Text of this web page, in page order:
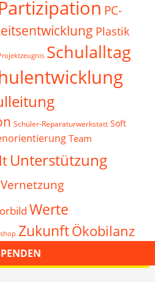
PC-
Plastik
Schulalltag
Schüler-Reparaturwerkstatt Soft
Team
Unterstützung
Vernetzung
Werte
ZukunftÖkobilanz